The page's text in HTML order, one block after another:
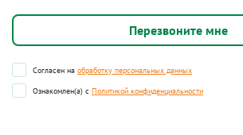
Согласен на обработку персональных данных
Ознакомлен(а) с Политикой конфиденциальности